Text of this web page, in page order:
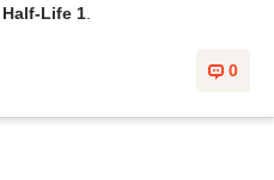
Half-Life 1
0